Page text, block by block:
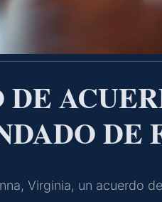
DE
Virginia, un acuerdo